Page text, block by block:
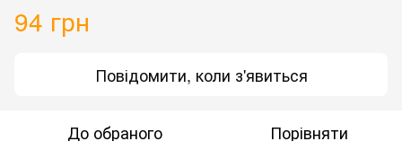
94 грн
Повідомити, коли з'явиться
До обраного Порівняти